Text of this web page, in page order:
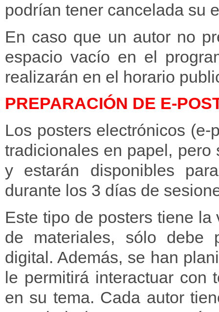
podrían tener cancelada su
En caso que un autor no
espacio vacío en el
realizarán en el horario
PREPARACIÓN DE E-
Los posters electrónicos
tradicionales en papel, pero
y estarán disponibles
durante los 3 días de
Este tipo de posters tiene
de materiales, sólo debe
digital. Además, se han
le permitirá interactuar con
en su tema. Cada autor